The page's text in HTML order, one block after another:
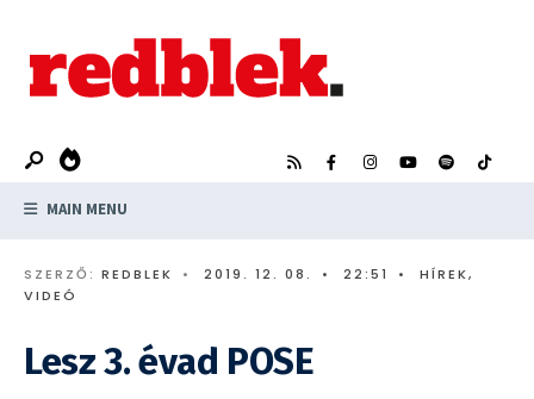
content
MAIN MENU
SZERZŐ: REDBLEK • 2019. 12. 08. • 22:51 • HÍREK,
VIDEÓ
Lesz 3. évad POSE